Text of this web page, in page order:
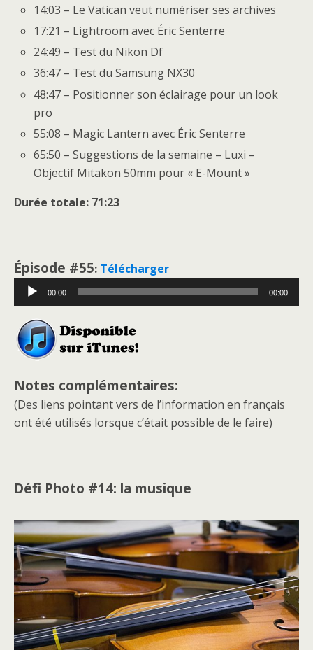
14:03 – Le Vatican veut numériser ses archives
17:21 – Lightroom avec Éric Senterre
24:49 – Test du Nikon Df
36:47 – Test du Samsung NX30
48:47 – Positionner son éclairage pour un look
pro
55:08 – Magic Lantern avec Éric Senterre
65:50 – Suggestions de la semaine – Luxi –
Objectif Mitakon 50mm pour « E-Mount »
Durée totale: 71:23
Épisode #55: Télécharger
Lecteur
audio
00:00 00:00
Notes complémentaires:
(Des liens pointant vers de l’information en français
ont été utilisés lorsque c’était possible de le faire)
Défi Photo #14: la musique